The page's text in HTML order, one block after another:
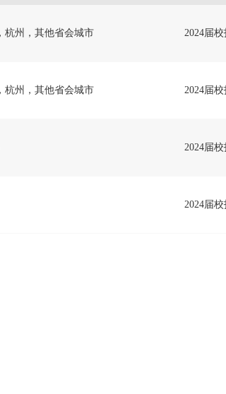
杭州，其他省会城市 2024届
杭州，其他省会城市 2024届
2024届
2024届